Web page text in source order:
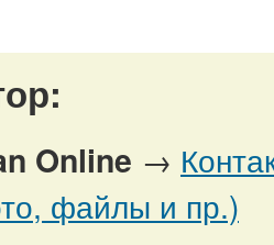
Online →
файлы и пр.)